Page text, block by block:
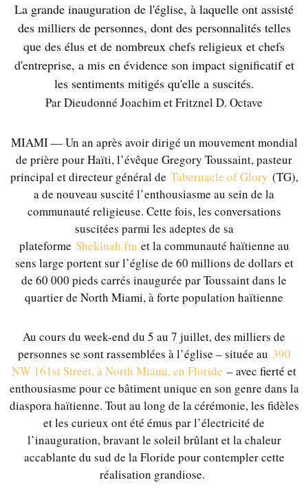
La grande inauguration de l'église, à laquelle ont assisté
des milliers de personnes, dont des personnalités telles
que des élus et de nombreux chefs religieux et chefs
d'entreprise, a mis en évidence son impact significatif et
les sentiments mitigés qu'elle a suscités.
Par Dieudonné Joachim et Fritznel D. Octave
MIAMI — Un an après avoir dirigé un mouvement mondial
de prière pour Haïti, l’évêque Gregory Toussaint, pasteur
principal et directeur général de Tabernacle of Glory (TG),
a de nouveau suscité l’enthousiasme au sein de la
communauté religieuse. Cette fois, les conversations
suscitées parmi les adeptes de sa
plateforme Shekinah.fmet la communauté haïtienne au
sens large portent sur l’église de 60 millions de dollars et
de 60 000 pieds carrés inaugurée par Toussaint dans le
quartier de North Miami, à forte population haïtienne
Au cours du week-end du 5 au 7 juillet, des milliers de
personnes se sont rassemblées à l’église – située au 390
NW 161st Street, à North Miami, en Floride – avec fierté et
enthousiasme pour ce bâtiment unique en son genre dans la
diaspora haïtienne. Tout au long de la cérémonie, les fidèles
et les curieux ont été émus par l’électricité de
l’inauguration, bravant le soleil brûlant et la chaleur
accablante du sud de la Floride pour contempler cette
réalisation grandiose.